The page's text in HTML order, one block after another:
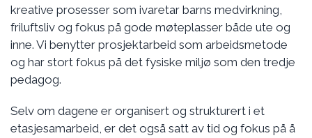
kreative prosesser som ivaretar barns medvirkning,
friluftsliv og fokus på gode møteplasser både ute og
inne. Vi benytter prosjektarbeid som arbeidsmetode
og har stort fokus på det fysiske miljø som den tredje
pedagog.
Selv om dagene er organisert og strukturert i et
etasjesamarbeid, er det også satt av tid og fokus på å